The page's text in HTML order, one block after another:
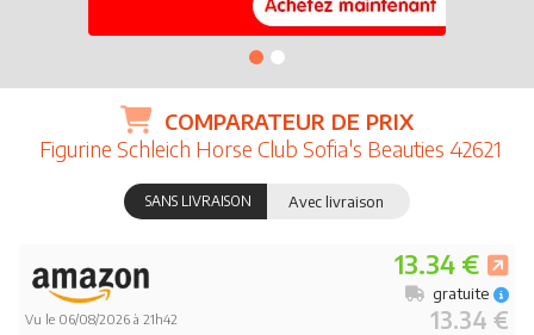
COMPARATEUR DE PRIX
Figurine Schleich Horse Club Sofia's Beauties 42621
SANS LIVRAISON Avec livraison
Vu le 06/08/2026 à 21h42
13.34 €
13.34 €
gratuite